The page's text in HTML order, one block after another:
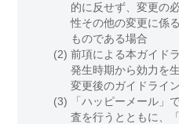
的に反せず、変更の
性その他の変更に係
ものである場合
(2)前項による本ガイド
発生時期から効力を
変更後のガイドライ
(3)
「ハッピーメール」
査を行うとともに、